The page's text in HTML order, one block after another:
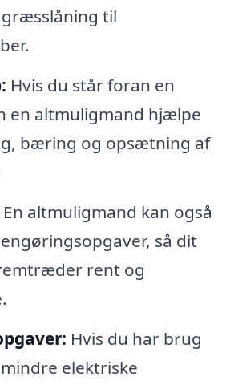
til
Hvis du står foran en
en altmuligmand hjælpe
bæring og opsætning af
En altmuligmand kan også
så dit
rent og
Hvis du har brug
elektriske